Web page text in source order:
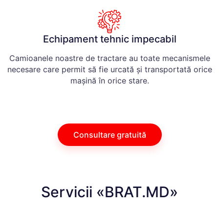
Echipament tehnic impecabil
Camioanele noastre de tractare au toate mecanismele
necesare care permit să fie urcată și transportată orice
mașină în orice stare.
Consultare gratuită
Servicii «BRAT.MD»